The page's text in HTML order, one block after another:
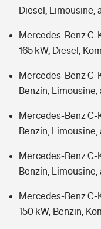
Diesel, Limousine,
Mercedes-Benz C-
165 kW, Diesel,
Mercedes-Benz C-
Benzin, Limousine,
Mercedes-Benz C-
Benzin, Limousine,
Mercedes-Benz C-
Benzin,
Mercedes-Benz C-
150 kW, Benzin,